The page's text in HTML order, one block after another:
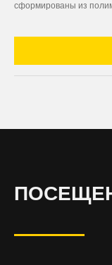
сформированы из